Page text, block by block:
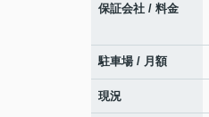
保証会社 / 料金
駐車場 / 月額
現況